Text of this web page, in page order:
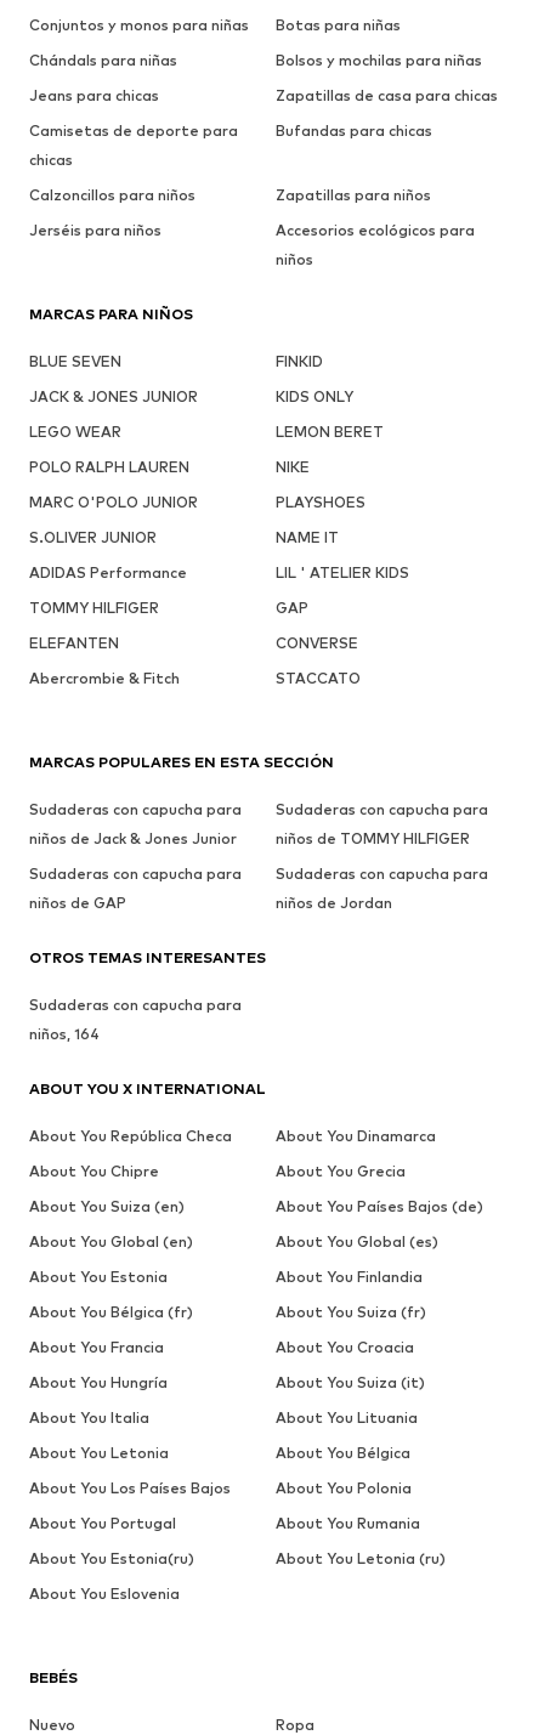
Conjuntos y monos para niñas
Botas para niñas
Chándals para niñas
Bolsos y mochilas para niñas
Jeans para chicas
Zapatillas de casa para chicas
Camisetas de deporte para
chicas
Bufandas para chicas
Calzoncillos para niños
Zapatillas para niños
Jerséis para niños
Accesorios ecológicos para
niños
MARCAS PARA NIÑOS
BLUE SEVEN
FINKID
JACK & JONES JUNIOR
KIDS ONLY
LEGO WEAR
LEMON BERET
POLO RALPH LAUREN
NIKE
MARC O'POLO JUNIOR
PLAYSHOES
S.OLIVER JUNIOR
NAME IT
ADIDAS Performance
LIL ' ATELIER KIDS
TOMMY HILFIGER
GAP
ELEFANTEN
CONVERSE
Abercrombie & Fitch
STACCATO
BEBÉS
Nuevo
Ropa
MARCAS POPULARES EN ESTA SECCIÓN
Sudaderas con capucha para
niños de Jack & Jones Junior
Sudaderas con capucha para
niños de TOMMY HILFIGER
Sudaderas con capucha para
niños de GAP
Sudaderas con capucha para
niños de Jordan
OTROS TEMAS INTERESANTES
Sudaderas con capucha para
niños, 164
ABOUT YOU X INTERNATIONAL
About You República Checa
About You Dinamarca
About You Chipre
About You Grecia
About You Suiza (en)
About You Países Bajos (de)
About You Global (en)
About You Global (es)
About You Estonia
About You Finlandia
About You Bélgica (fr)
About You Suiza (fr)
About You Francia
About You Croacia
About You Hungría
About You Suiza (it)
About You Italia
About You Lituania
About You Letonia
About You Bélgica
About You Los Países Bajos
About You Polonia
About You Portugal
About You Rumania
About You Estonia(ru)
About You Letonia (ru)
About You Eslovenia